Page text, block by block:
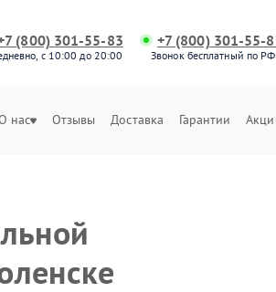
(800) 301-55-83
с 10:00 до 20:00
+7 (800) 301-55-
Звонок бесплатный по РФ
нас Отзывы Доставка Гарантии